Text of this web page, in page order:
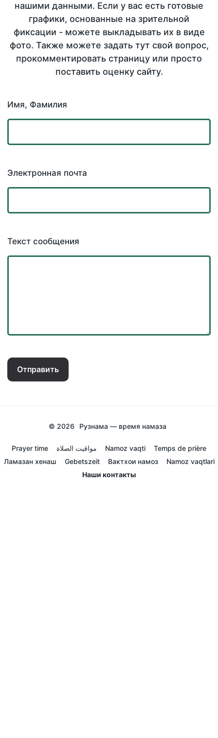
нашими данными. Если у вас есть готовые
графики, основанные на зрительной
фиксации - можете выкладывать их в виде
фото. Также можете задать тут свой вопрос,
прокомментировать страницу или просто
поставить оценку сайту.
Имя, Фамилия
Электронная почта
Текст сообщения
Отправить
© 2026 Рузнама — время намаза
Prayer time مواقيت الصلاة Namoz vaqti
Temps de prière
Ламазан хенаш
Gebetszeit Вактхои намоз
Namoz vaqtlari
Наши контакты